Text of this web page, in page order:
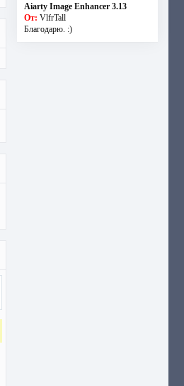
Aiarty Image Enhancer 3.13
От: VlfrTall
Благодарю. :)